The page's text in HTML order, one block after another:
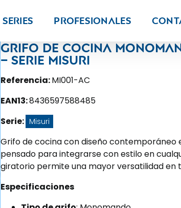
Series PROFESIONALES
Grifo de cocina
– Serie Misuri
Referencia:MI001-AC
EAN13:8436597588485
Serie: Misuri
Grifo de cocina con diseño contemporáneo
pensado para integrarse con estilo en
giratorio permite una mayor versatilidad en
Especificaciones